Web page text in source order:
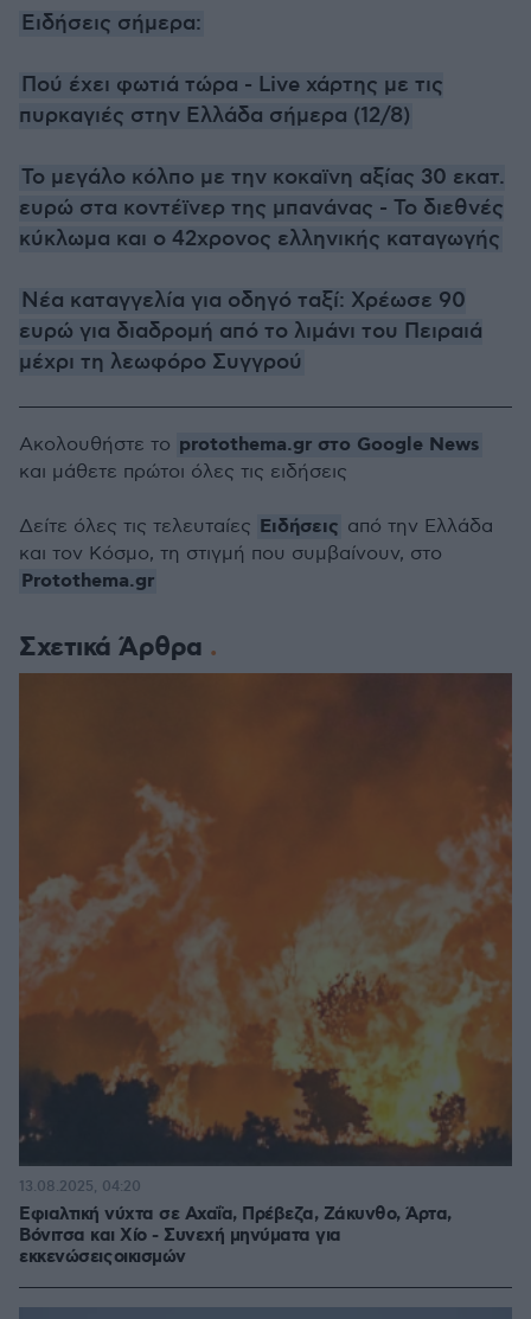
Ειδήσεις σήμερα:
Πού έχει φωτιά τώρα - Live χάρτης με τις
πυρκαγιές στην Ελλάδα σήμερα (12/8)
Το μεγάλο κόλπο με την κοκαϊνη αξίας 30 εκατ.
ευρώ στα κοντέϊνερ της μπανάνας - Το διεθνές
κύκλωμα και ο 42χρονος ελληνικής καταγωγής
Νέα καταγγελία για οδηγό ταξί: Χρέωσε 90
ευρώ για διαδρομή από το λιμάνι του Πειραιά
μέχρι τη λεωφόρο Συγγρού
Σχετικά Άρθρα
Εφιαλτική νύχτα σε Αχαΐα, Πρέβεζα, Ζάκυνθο, Άρτα,
Βόνιτσα και Χίο - Συνεχή μηνύματα για
εκκενώσεις οικισμών
13.08.2025, 04:20
Ακολουθήστε το protothema.gr στο Google News
και μάθετε πρώτοι όλες τις ειδήσεις
Δείτε όλες τις τελευταίες Ειδήσεις από την Ελλάδα
και τον Κόσμο, τη στιγμή που συμβαίνουν, στο
Protothema.gr